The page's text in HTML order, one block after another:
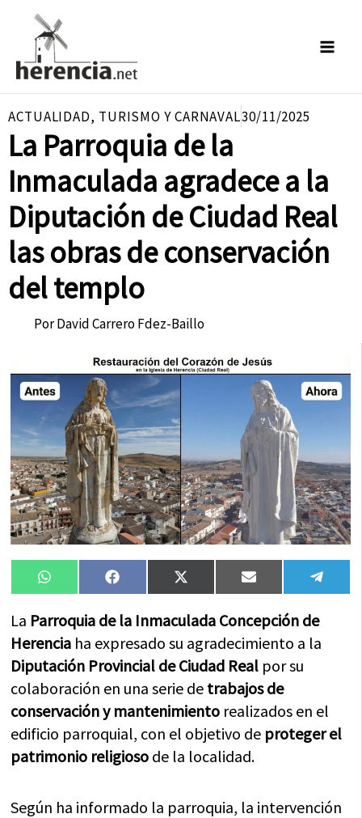
contenido
ACTUALIDAD, TURISMO Y CARNAVAL30/11/2025
La Parroquia de la
Inmaculada agradece a la
Diputación de Ciudad Real
las obras de conservación
del templo
PorDavid Carrero Fdez-Baillo
Compartir
en
WhatsAppCompartir
en
FacebookCompartir
en
X
(Twitter)
Compartir
en
Email
en
La Parroquia de la Inmaculada Concepción de
Herencia ha expresado su agradecimiento a la
Diputación Provincial de Ciudad Real por su
colaboración en una serie de trabajos de
conservación y mantenimiento realizados en el
edificio parroquial, con el objetivo de proteger el
patrimonio religioso de la localidad.
Según ha informado la parroquia, la intervención